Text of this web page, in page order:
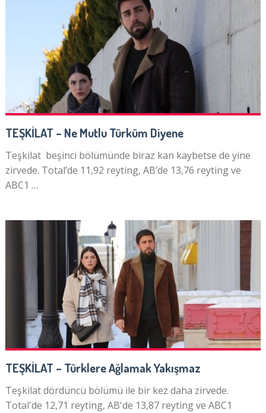
TEŞKİLAT – Ne Mutlu Türküm Diyene
Teşkilat beşinci bölümünde biraz kan kaybetse de yine
zirvede. Total’de 11,92 reyting, AB’de 13,76 reyting ve
ABC1 …
TEŞKİLAT – Türklere Ağlamak Yakışmaz
Teşkilat dördüncü bölümü ile bir kez daha zirvede.
Total'de 12,71 reyting, AB'de 13,87 reyting ve ABC1